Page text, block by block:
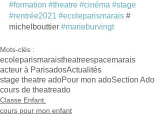
#formation #theatre #cinéma #stage
#rentrée2021 #ecoleparismarais #
michelbouttier #marieburvingt
Mots-clés :
ecoleparismaraistheatreespacemarais
acteur à ParisadosActualités
stage theatre adoPour mon adoSection Ado
cours de theatreado
Classe Enfant.
cours pour mon enfant